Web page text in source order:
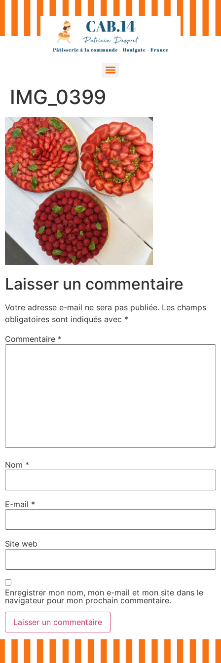
IMG_0399
Laisser un commentaire
Votre adresse e-mail ne sera pas publiée. Les champs
obligatoires sont indiqués avec *
Commentaire *
Nom *
E-mail *
Site web
Enregistrer mon nom, mon e-mail et mon site dans le
navigateur pour mon prochain commentaire.